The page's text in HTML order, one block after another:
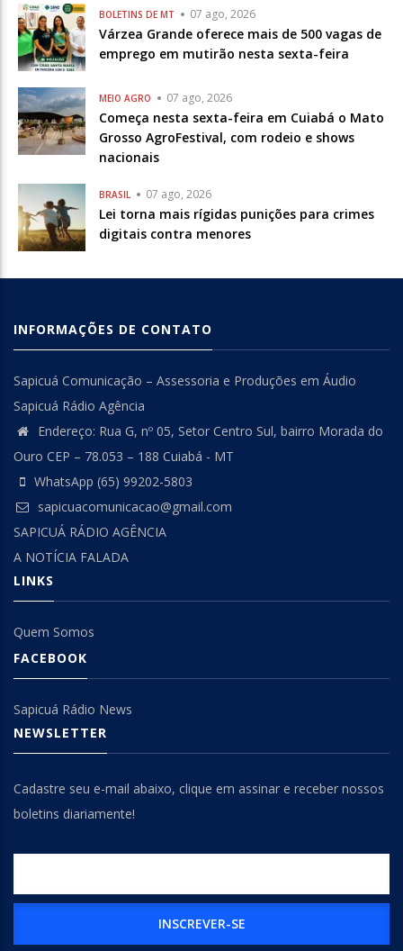
BOLETINS DE MT 07 ago, 2026
Várzea Grande oferece mais de 500 vagas de
emprego em mutirão nesta sexta-feira
MEIO AGRO 07 ago, 2026
Começa nesta sexta-feira em Cuiabá o Mato
Grosso AgroFestival, com rodeio e shows
nacionais
BRASIL 07 ago, 2026
Lei torna mais rígidas punições para crimes
digitais contra menores
INFORMAÇÕES DE CONTATO
Sapicuá Comunicação – Assessoria e Produções em Áudio
Sapicuá Rádio Agência
Endereço: Rua G, nº 05, Setor Centro Sul, bairro Morada do
Ouro CEP – 78.053 – 188 Cuiabá - MT
WhatsApp (65) 99202-5803
sapicuacomunicacao@gmail.com
SAPICUÁ RÁDIO AGÊNCIA
A NOTÍCIA FALADA
LINKS
Quem Somos
FACEBOOK
Sapicuá Rádio News
NEWSLETTER
Cadastre seu e-mail abaixo, clique em assinar e receber nossos
boletins diariamente!